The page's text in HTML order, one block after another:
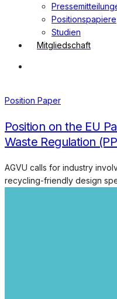
Positionspapiere
Studien
Mitgliedschaft
Position Paper
Position on the EU
Waste Regulation
AGVU calls for industry
recycling-friendly design